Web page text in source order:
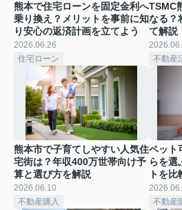
熊本で住宅ローンを固定金利へ
乗り換え？メリットを事前に知
り安心の返済計画を立てよう
2026.06.26
住宅ローン
TSMC
なる？
て解説
不動産
熊本市で子育てしやすい人気住
宅街は？年収400万世帯向け予
算と選び方を解説
2026.06.10
不動産購入
ペット
らを選
トを比
不動産